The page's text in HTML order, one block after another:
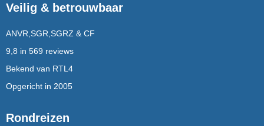
Veilig & betrouwbaar
ANVR,SGR,SGRZ & CF
9,8 in 569 reviews
Bekend van RTL4
Opgericht in 2005
Rondreizen